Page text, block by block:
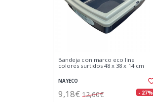
Bandeja con marco eco line
colores surtidos 48 x 38 x 14 cm
NAYECO
9,18€ 12,60€ - 27%